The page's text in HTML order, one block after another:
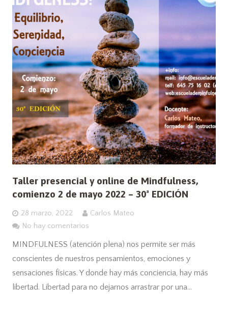
Taller presencial y online de Mindfulness,
comienzo 2 de mayo 2022 – 30ª EDICIÓN
28 marzo, 2022
Carlos Mateo
No hay comentarios
MINDFULNESS (atención plena) nos permite ser más
conscientes de nuestros pensamientos, emociones y
sensaciones físicas. Y donde hay más conciencia, hay más
libertad. Libertad para no dejarnos arrastrar por una…